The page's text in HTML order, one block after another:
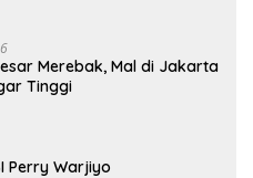
Merebak, Mal di Jakarta
Tinggi
Perry Warjiyo